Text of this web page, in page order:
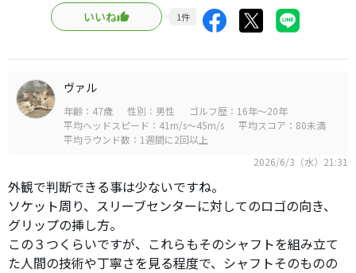
いいね 1件
ヴァル
年齢：47歳 性別：男性
ゴルフ歴：16年～20年
平均ヘッドスピード：41m/s～45m/s
平均スコア：80未満
平均ラウンド数：1週間に2回以上
2026/6/3（水）21:31
外観で判断できる事は少ないですね。
ソケット周り、スリーブセンターに対してのロゴの向き、
グリップの挿し方。
この３つくらいですが、これらもそのシャフトを組み立て
た人間の技術や丁寧さを見る程度で、シャフトそのものの